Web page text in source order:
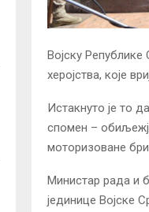
Војску
херојства, које
Истакнуто је то
спомен –
моторизоване
Министар рада и
јединице Војске